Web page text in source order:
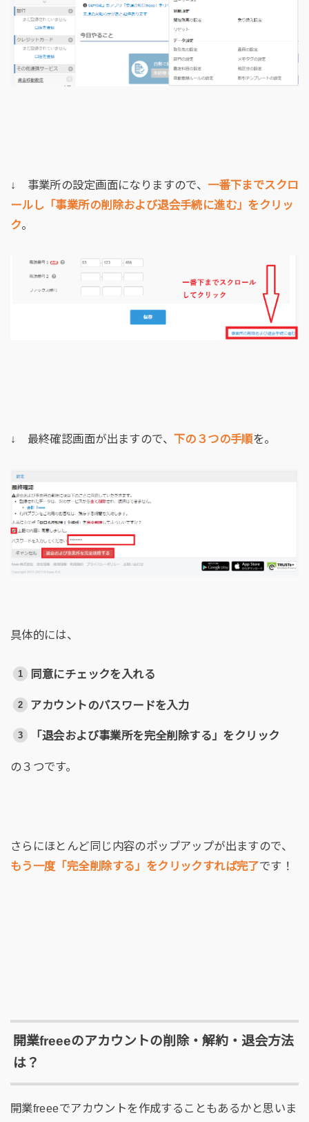
↓ 事業所の設定画面になりますので、 一番下までスクロ
ールし「事業所の削除および退会手続に進む」をクリッ
ク。
↓ 最終確認画面が出ますので、下の３つの手順を。
具体的には、
同意にチェックを入れる
アカウントのパスワードを入力
「退会および事業所を完全削除する」をクリック
の３つです。
さらにほとんど同じ内容のポップアップが出ますので、
もう一度「完全削除する」をクリックすれば完了です！
開業freeeのアカウントの削除・解約・退会方法
は？
開業freeeでアカウントを作成することもあるかと思いま